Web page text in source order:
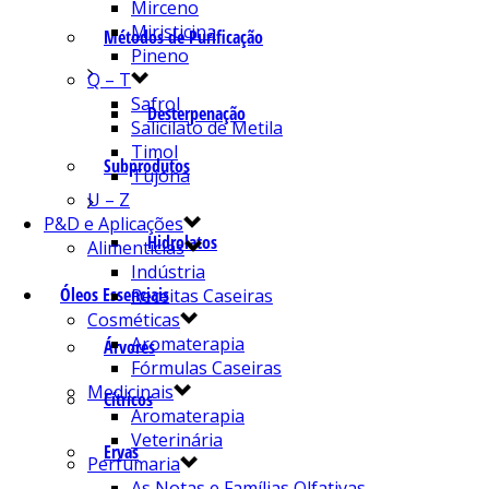
Métodos de Purificação
Desterpenação
Subprodutos
Hidrolatos
Óleos Essenciais
Árvores
Cítricos
Ervas
Mirceno
Miristicina
Pineno
Q – T
Safrol
Salicilato de Metila
Timol
Tujona
U – Z
P&D e Aplicações
Alimentícias
Indústria
Receitas Caseiras
Cosméticas
Aromaterapia
Fórmulas Caseiras
Medicinais
Aromaterapia
Veterinária
Perfumaria